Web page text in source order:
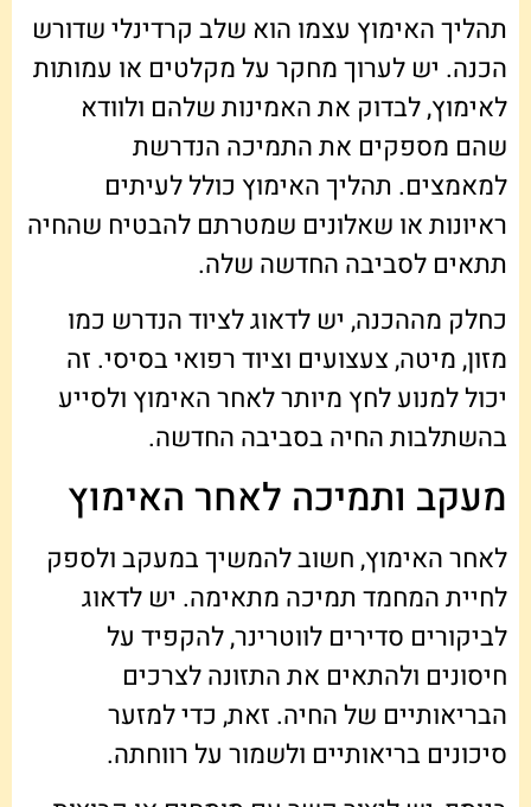
תהליך האימוץ עצמו הוא שלב קרדינלי שדורש
הכנה. יש לערוך מחקר על מקלטים או עמותות
לאימוץ, לבדוק את האמינות שלהם ולוודא
שהם מספקים את התמיכה הנדרשת
למאמצים. תהליך האימוץ כולל לעיתים
ראיונות או שאלונים שמטרתם להבטיח שהחיה
תתאים לסביבה החדשה שלה.
כחלק מההכנה, יש לדאוג לציוד הנדרש כמו
מזון, מיטה, צעצועים וציוד רפואי בסיסי. זה
יכול למנוע לחץ מיותר לאחר האימוץ ולסייע
בהשתלבות החיה בסביבה החדשה.
מעקב ותמיכה לאחר האימוץ
לאחר האימוץ, חשוב להמשיך במעקב ולספק
לחיית המחמד תמיכה מתאימה. יש לדאוג
לביקורים סדירים לווטרינר, להקפיד על
חיסונים ולהתאים את התזונה לצרכים
הבריאותיים של החיה. זאת, כדי למזער
סיכונים בריאותיים ולשמור על רווחתה.